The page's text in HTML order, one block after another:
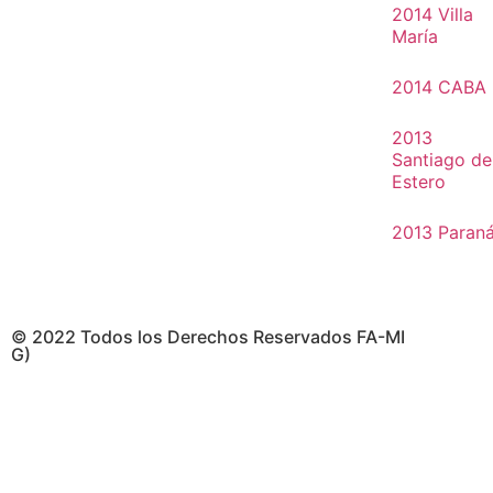
2014 Villa
María
2014 CABA
2013
Santiago
Estero
2013
© 2022 Todos los Derechos Reservados FA-MI
G)